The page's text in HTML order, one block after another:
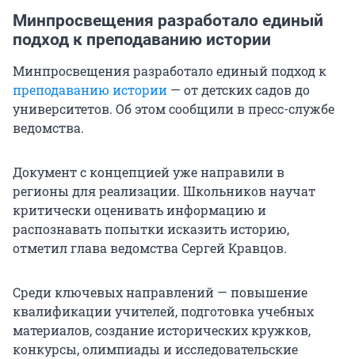
Минпросвещения разработало единый
подход к преподаванию истории
Минпросвещения разработало единый подход к
преподаванию истории — от детских садов до
университетов. Об этом сообщили в пресс-службе
ведомства.
Документ с концепцией уже направили в
регионы для реализации. Школьников научат
критически оценивать информацию и
распознавать попытки исказить историю,
отметил глава ведомства Сергей Кравцов.
Среди ключевых направлений — повышение
квалификации учителей, подготовка учебных
материалов, создание исторических кружков,
конкурсы, олимпиады и исследовательские